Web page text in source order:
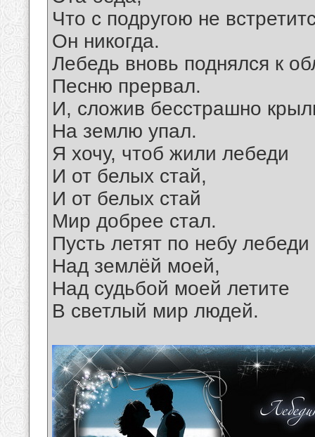
Что с подругою не
Он никогда.
Лебедь вновь поднялся к
Песню прервал.
И, сложив бесстрашно
На землю упал.
Я хочу, чтоб жили лебеди
И от белых стай,
И от белых стай
Мир добрее стал.
Пусть летят по небу лебеди
Над землёй моей,
Над судьбой моей летите
В светлый мир людей.